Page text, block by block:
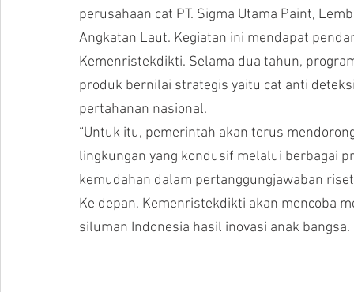
perusahaan cat PT. Sigma Utama Paint,
Angkatan Laut. Kegiatan ini mendapat
Kemenristekdikti. Selama dua tahun,
produk bernilai strategis yaitu cat anti
pertahanan nasional.
“Untuk itu, pemerintah akan terus
lingkungan yang kondusif melalui berbagai
kemudahan dalam pertanggungjawaban
Ke depan, Kemenristekdikti akan mencoba
siluman Indonesia hasil inovasi anak bangsa.